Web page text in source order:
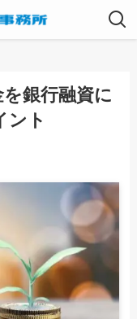
銀行融資に
ント